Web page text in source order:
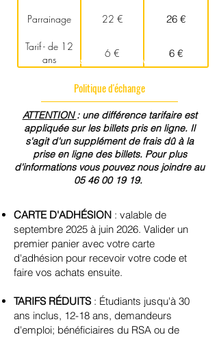
Parrainage 22 € 26 €
Tarif - de 12
ans
6 € 6 €
*hors soirée exceptionnelle
Politique d'échange
ATTENTION: une différence tarifaire est
appliquée sur les billets pris en ligne. Il
s'agit d'un supplément de frais dû à la
prise en ligne des billets. Pour plus
d'informations vous pouvez nous joindre au
05 46 00 19 19.
CARTE D'ADHÉSION : valable de
septembre 2025 à juin 2026. Valider un
premier panier avec votre carte
d'adhésion pour recevoir votre code et
faire vos achats ensuite.
TARIFS RÉDUITS : Étudiants jusqu'à 30
ans inclus, 12-18 ans, demandeurs
d'emploi; bénéficiaires du RSA ou de